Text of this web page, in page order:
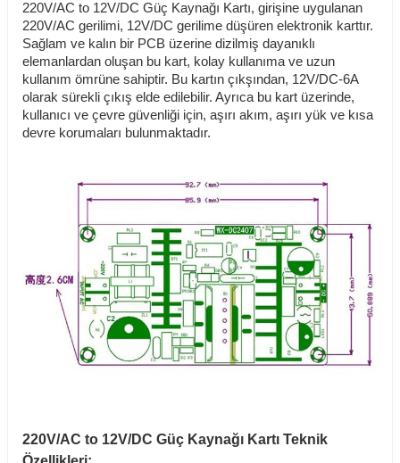
220V/AC to 12V/DC Güç Kaynağı Kartı, girişine uygulanan
220V/AC gerilimi, 12V/DC gerilime düşüren elektronik karttır.
Sağlam ve kalın bir PCB üzerine dizilmiş dayanıklı
elemanlardan oluşan bu kart, kolay kullanıma ve uzun
kullanım ömrüne sahiptir. Bu kartın çıkşından, 12V/DC-6A
olarak sürekli çıkış elde edilebilir. Ayrıca bu kart üzerinde,
kullanıcı ve çevre güvenliği için, aşırı akım, aşırı yük ve kısa
devre korumaları bulunmaktadır.
220V/AC to 12V/DC Güç Kaynağı Kartı Teknik